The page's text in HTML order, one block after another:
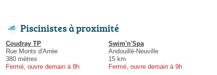
Piscinistes à proximité
Coudray TP
Rue Monts d'Arrée
380 mètres
Fermé, ouvre demain à 8h
Swim'n'Spa
Andouillé-Neuville
15 km
Fermé, ouvre demain à 9h